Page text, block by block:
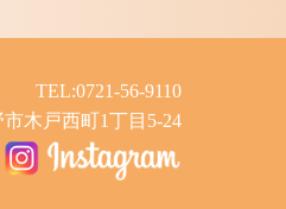
TEL:0721-56-9110
木戸西町1丁目5-24